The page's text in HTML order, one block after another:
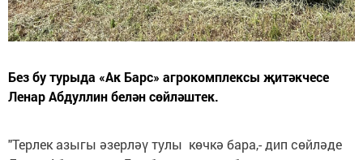
Без бу турыда «Ак Барс» агрокомплексы җитәкчесе
Ленар Абдуллин белән сөйләштек.
"Терлек азыгы әзерләү тулы көчкә бара,- дип сөйләде